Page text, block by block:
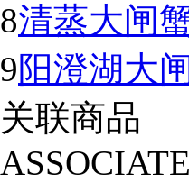
8清蒸大闸
9阳澄湖大
关联商品